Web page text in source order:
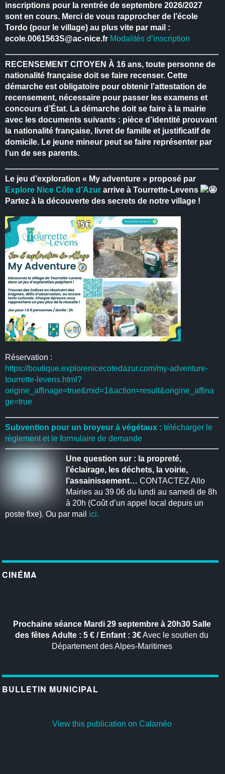
inscriptions pour la rentrée de septembre 2026/2027
sont en cours. Merci de vous rapprocher de l’école
Tordo (pour le village) au plus vite par mail :
ecole.0061563S@ac-nice.fr Modalités d’inscription
RECENSEMENT CITOYEN À 16 ans, toute personne de
nationalité française doit se faire recenser. Cette
démarche est obligatoire pour obtenir l’attestation de
recensement, nécessaire pour passer les examens et
concours d’État. La démarche doit se faire à la mairie
avec les documents suivants : pièce d’identité prouvant
la nationalité française, livret de famille et justificatif de
domicile. Le jeune mineur peut se faire représenter par
l’un de ses parents.
Le jeu d’exploration « My adventure » proposé par
Explore Nice Côte d’Azur arrive à Tourrette-Levens
Partez à la découverte des secrets de notre village !
Réservation :
https://boutique.explorenicecotedazur.com/my-adventure-
tourrette-levens.html?
origine_affinage=true&mid=1&action=result&origine_affina
ge=true
Subvention pour un broyeur à végétaux : télécharger le
règlement et le formulaire de demande
Une question sur : la propreté,
l’éclairage, les déchets, la voirie,
l’assainissement… CONTACTEZ Allo
Mairies au 39 06 du lundi au samedi de 8h
à 20h (Coût d’un appel local depuis un
poste fixe). Ou par mail ici.
CINÉMA
Prochaine séanceMardi 29 septembre à 20h30 Salle
des fêtes Adulte : 5 € / Enfant : 3€Avec le soutien du
Département des Alpes-Maritimes
BULLETIN MUNICIPAL
View this publication on Calaméo